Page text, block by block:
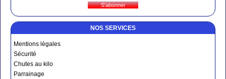
NOS SERVICES
Mentions légales
Sécurité
Chutes au kilo
Parrainage